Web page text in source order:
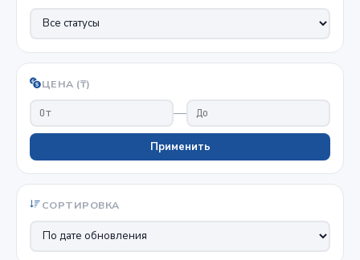
ЦЕНА (₸)
—
Применить
СОРТИРОВКА